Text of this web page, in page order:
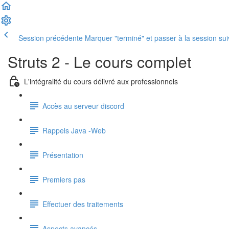
Session précédente Marquer "terminé" et passer à la session
Struts 2 - Le cours complet
L'intégralité du cours délivré aux professionnels
Accès au serveur discord
Rappels Java -Web
Présentation
Premiers pas
Effectuer des traitements